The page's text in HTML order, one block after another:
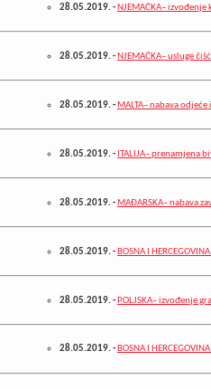
28.05.2019.- NJEMAČKA–
28.05.2019.- NJEMAČKA– usluge
28.05.2019.- MALTA– nabava odjeće
28.05.2019.- ITALIJA– prenamjena
28.05.2019.- MAĐARSKA– nabava
28.05.2019.- BOSNA I
28.05.2019.- POLJSKA– izvođenje
28.05.2019.-BOSNA I